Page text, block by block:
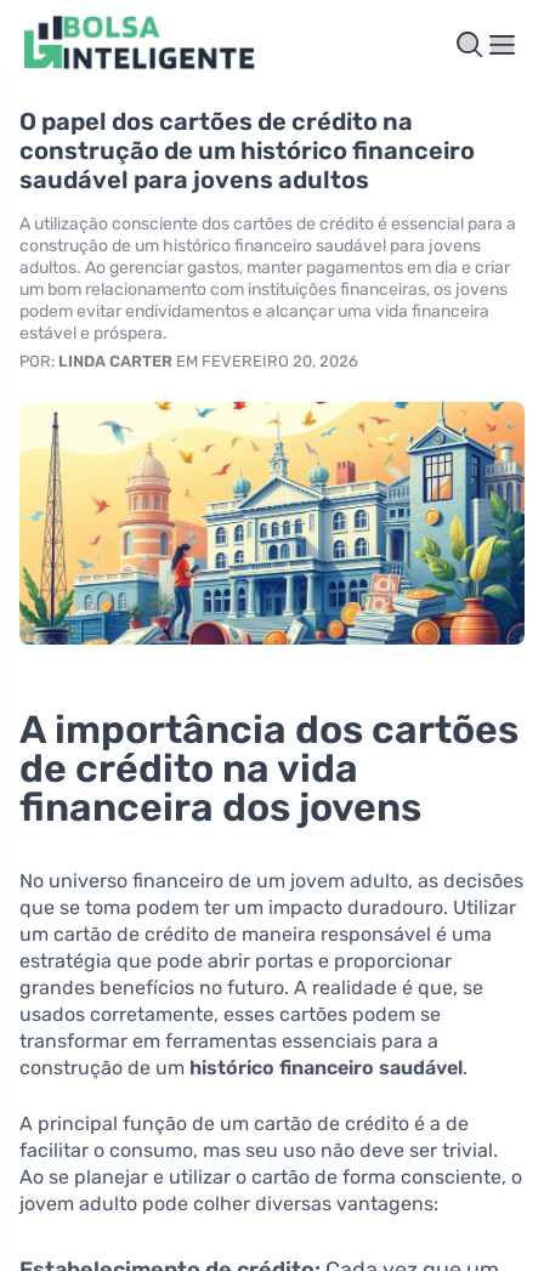
O papel dos cartões de crédito na
construção de um histórico financeiro
saudável para jovens adultos
A utilização consciente dos cartões de crédito é essencial para a
construção de um histórico financeiro saudável para jovens
adultos. Ao gerenciar gastos, manter pagamentos em dia e criar
um bom relacionamento com instituições financeiras, os jovens
podem evitar endividamentos e alcançar uma vida financeira
estável e próspera.
POR: LINDA CARTER EM FEVEREIRO 20, 2026
A importância dos cartões
de crédito na vida
financeira dos jovens
No universo financeiro de um jovem adulto, as decisões
que se toma podem ter um impacto duradouro. Utilizar
um cartão de crédito de maneira responsável é uma
estratégia que pode abrir portas e proporcionar
grandes benefícios no futuro. A realidade é que, se
usados corretamente, esses cartões podem se
transformar em ferramentas essenciais para a
construção de um histórico financeiro saudável.
A principal função de um cartão de crédito é a de
facilitar o consumo, mas seu uso não deve ser trivial.
Ao se planejar e utilizar o cartão de forma consciente, o
jovem adulto pode colher diversas vantagens: